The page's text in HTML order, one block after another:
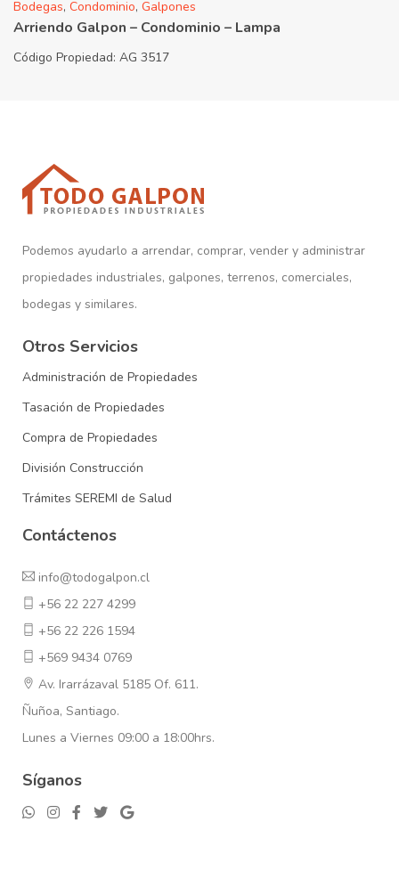
Bodegas, Condominio, Galpones
Arriendo Galpon – Condominio – Lampa
Código Propiedad: AG 3517
Podemos ayudarlo a arrendar, comprar, vender y administrar
propiedades industriales, galpones, terrenos, comerciales,
bodegas y similares.
Otros Servicios
Administración de Propiedades
Tasación de Propiedades
Compra de Propiedades
División Construcción
Trámites SEREMI de Salud
Contáctenos
info@todogalpon.cl
+56 22 227 4299
+56 22 226 1594
+569 9434 0769
Av. Irarrázaval 5185 Of. 611.
Ñuñoa, Santiago.
Lunes a Viernes 09:00 a 18:00hrs.
Síganos